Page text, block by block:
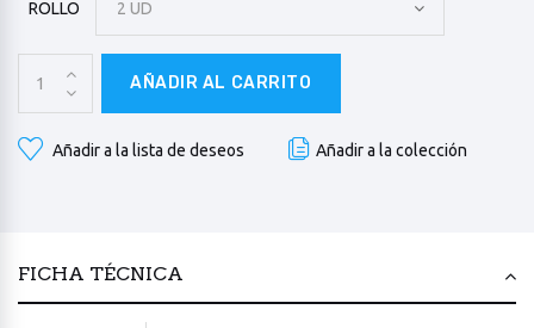
ROLLO 2 UD
AÑADIR AL CARRITO
Añadir a la lista de deseos Añadir a la colección
FICHA TÉCNICA